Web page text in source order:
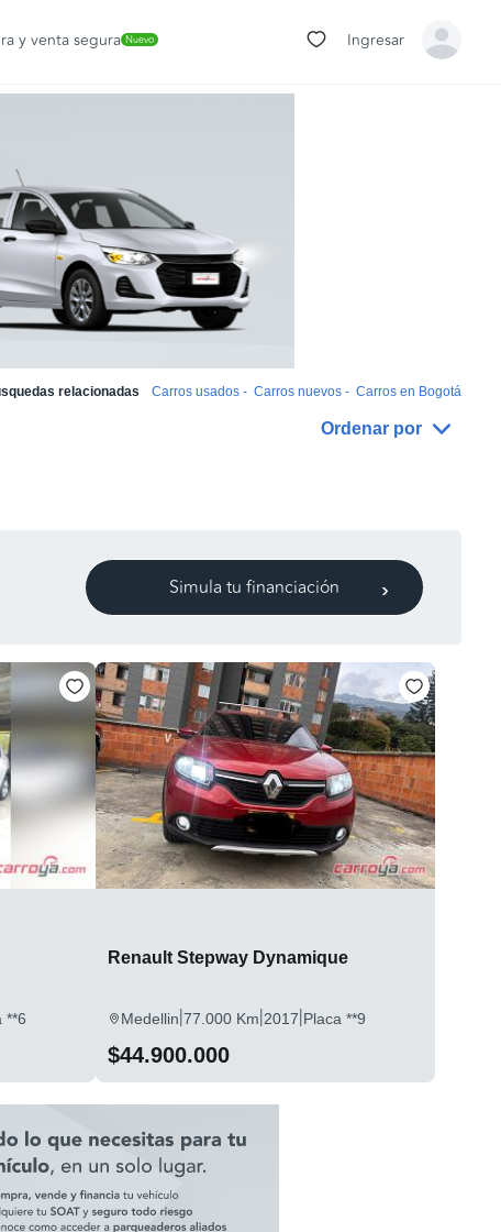
y venta segura Nuevo Ingresar
relacionadas Carros usados - Carros nuevos - Carros en Bogotá
Ordenar por
Simula tu financiación
**6
Renault Stepway Dynamique
Medellin|77.000 Km|2017|Placa **9
$44.900.000